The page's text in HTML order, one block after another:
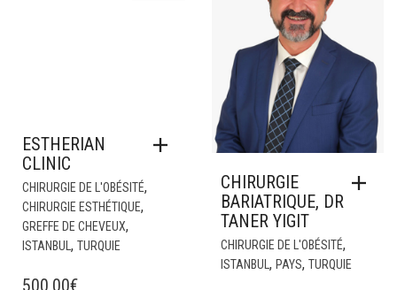
ESTHERIAN
CLINIC
CHIRURGIE DE L'OBÉSITÉ,
CHIRURGIE ESTHÉTIQUE,
GREFFE DE CHEVEUX,
ISTANBUL, TURQUIE
CHIRURGIE
BARIATRIQUE, DR
TANER YIGIT
CHIRURGIE DE L'OBÉSITÉ,
ISTANBUL , PAYS, TURQUIE